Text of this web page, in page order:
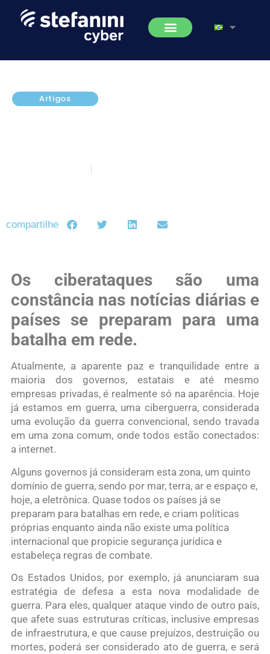
Artigos
compartilhe
Os ciberataques são uma
constância nas notícias diárias e
países se preparam para uma
batalha em rede.
Atualmente, a aparente paz e tranquilidade entre a
maioria dos governos, estatais e até mesmo
empresas privadas, é realmente só na aparência. Hoje
já estamos em guerra, uma ciberguerra, considerada
uma evolução da guerra convencional, sendo travada
em uma zona comum, onde todos estão conectados:
a internet.
Alguns governos já consideram esta zona, um quinto
domínio de guerra, sendo por mar, terra, ar e espaço e,
hoje, a eletrônica. Quase todos os países já se
preparam para batalhas em rede, e criam políticas
próprias enquanto ainda não existe uma política
internacional que propicie segurança jurídica e
estabeleça regras de combate.
Os Estados Unidos, por exemplo, já anunciaram sua
estratégia de defesa a esta nova modalidade de
guerra. Para eles, qualquer ataque vindo de outro país,
que afete suas estruturas críticas, inclusive empresas
de infraestrutura, e que cause prejuízos, destruição ou
mortes, poderá ser considerado ato de guerra, e será